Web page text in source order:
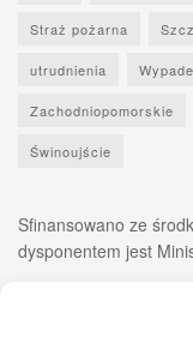
Straż pożarna
utrudnienia
Zachodniopomorskie
Świnoujście
Sfinansowano ze
dysponentem jest